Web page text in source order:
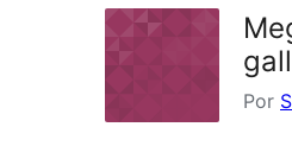
Por